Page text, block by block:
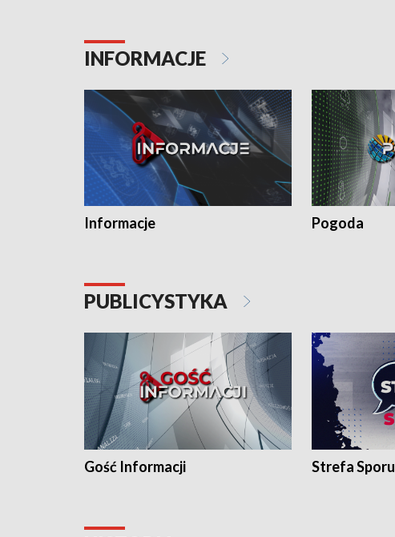
INFORMACJE
Informacje Pogoda
PUBLICYSTYKA
Gość Informacji Strefa Sporu